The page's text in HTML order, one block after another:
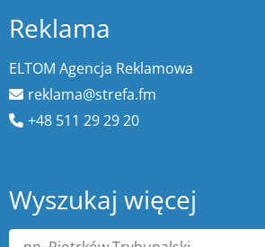
Reklama
ELTOM Agencja Reklamowa
reklama@strefa.fm
+48 511 29 29 20
Wyszukaj więcej